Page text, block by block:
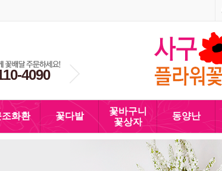
4090 1666-4090
조화환 꽃다발
꽃바구니
꽃상자
동양난